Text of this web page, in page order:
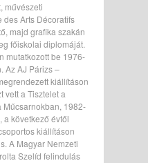
művészeti
des Arts Décoratifs
majd grafika szakán
főiskolai diplomáját.
mutatkozott be 1976-
Az AJ Párizs –
kiállításon
vett a Tisztelet a
Műcsarnokban, 1982-
következő évtől
kiállításon
A Magyar Nemzeti
Szelíd felindulás